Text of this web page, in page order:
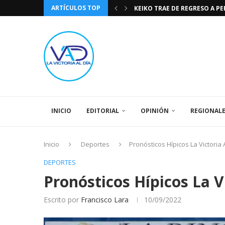
ARTÍCULOS TOP
KEIKO TRAE DE REGRESO A
INICIO EDITORIAL OPINIÓN
Inicio Deportes
Pronósticos Hípicos La Victoria
DEPORTES
Pronósticos Hípicos La
Escrito por Francisco Lara 10/09/2022